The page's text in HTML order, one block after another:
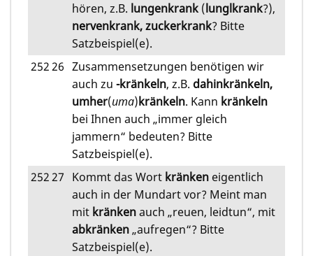
hören, z.B. lungenkrank (lunglkrank?),
nervenkrank, zuckerkrank? Bitte
Satzbeispiel(e).
25226 Zusammensetzungen benötigen wir
auch zu -kränkeln, z.B. dahinkränkeln,
umher(uma)kränkeln. Kann kränkeln
bei Ihnen auch „immer gleich
jammern“ bedeuten? Bitte
Satzbeispiel(e).
25227 Kommt das Wort kränken eigentlich
auch in der Mundart vor? Meint man
mit kränkenauch „reuen, leidtun“, mit
abkränken„aufregen“? Bitte
Satzbeispiel(e).